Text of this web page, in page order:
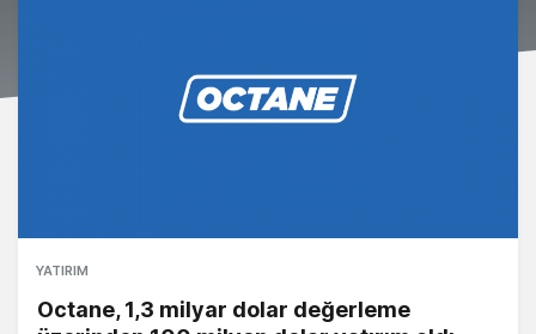
YATIRIM
Octane, 1,3 milyar dolar değerleme